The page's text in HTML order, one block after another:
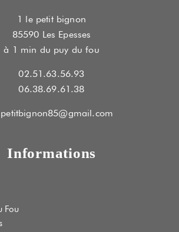
1 le petit bignon
85590 Les Epesses
à 1 min du puy du fou
02.51.63.56.93
06.38.69.61.38
Informations
Fou